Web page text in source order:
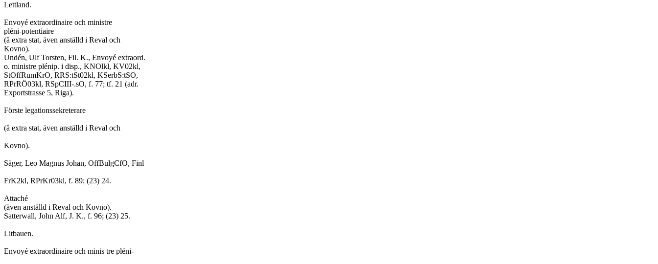
Lettland.
Envoyé extraordinaire och ministre
pléni-potentiaire
(å extra stat, även anställd i Reval och
Kovno).
Undén, Ulf Torsten, Fil. K., Envoyé extraord.
o. ministre plénip. i disp., KNOlkl, KV02kl,
StOffRumKrO, RRS:tSt02kl, KSerbS:tSO,
RPrRÖ03kl, RSpCIII-.sO, f. 77; tf. 21 (adr.
Exportstrasse 5, Riga).
Förste legationssekreterare
(å extra stat, även anställd i Reval och
Kovno).
Säger, Leo Magnus Johan, OffBulgCfO, Finl
FrK2kl, RPrKr03kl, f. 89; (23) 24.
Attaché
(även anställd i Reval och Kovno).
Satterwall, John Alf, J. K., f. 96; (23) 25.
Litbauen.
Envoyé extraordinaire och minis tre pléni-